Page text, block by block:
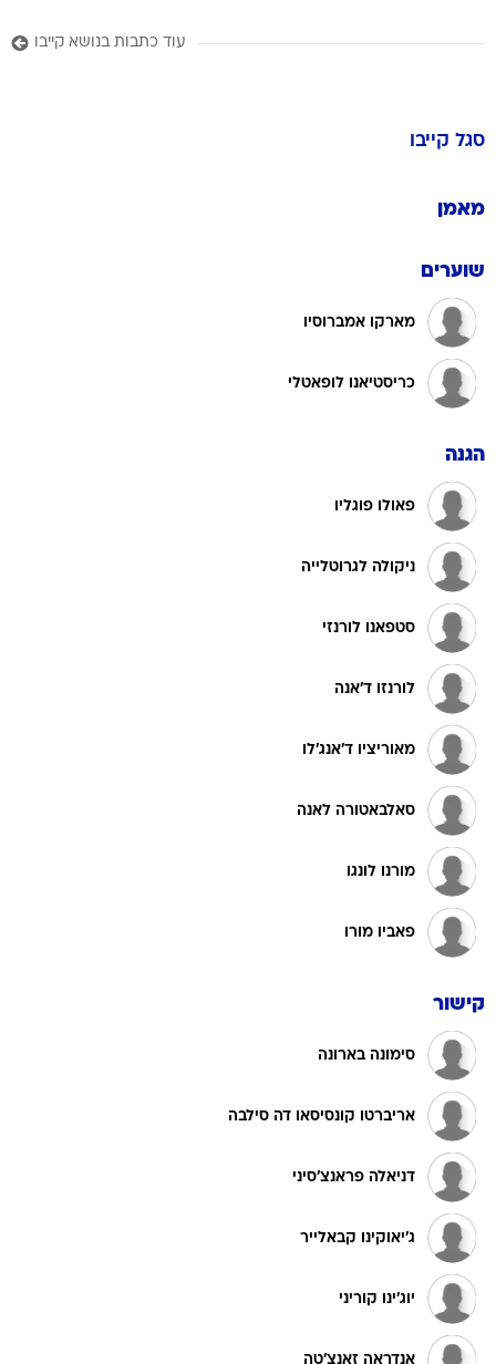
עוד כתבות בנושא קייבו
סגל קייבו
מאמן
שוערים
מארקו אמברוסיו
כריסטיאנו לופאטלי
הגנה
פאולו פוגליו
ניקולה לגרוטלייה
סטפאנו לורנזי
לורנזו ד'אנה
מאוריציו ד'אנג'לו
סאלבאטורה לאנה
מורנו לונגו
פאביו מורו
קישור
סימונה בארונה
אריברטו קונסיסאו דה סילבה
דניאלה פראנצ'סיני
ג'יאוקינו קבאלייר
יוג'ינו קוריני
אנדראה זאנצ'טה